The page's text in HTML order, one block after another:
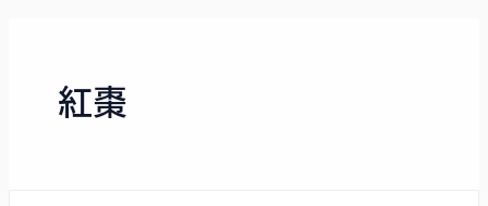
紅棗